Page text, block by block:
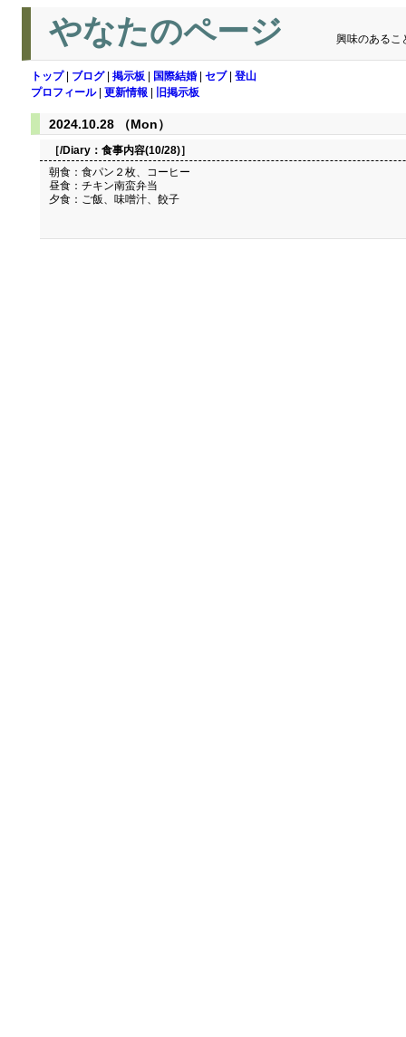
やなたのページ 興味のあるこ
トップ| ブログ| 掲示板 国際結婚 セブ| 登山
プロフィール| 更新情報 旧掲示板
2024.10.28 （Mon）
［/Diary： 食事内容(10/28)］
朝食：食パン２枚、コーヒー
昼食：チキン南蛮弁当
夕食：ご飯、味噌汁、餃子